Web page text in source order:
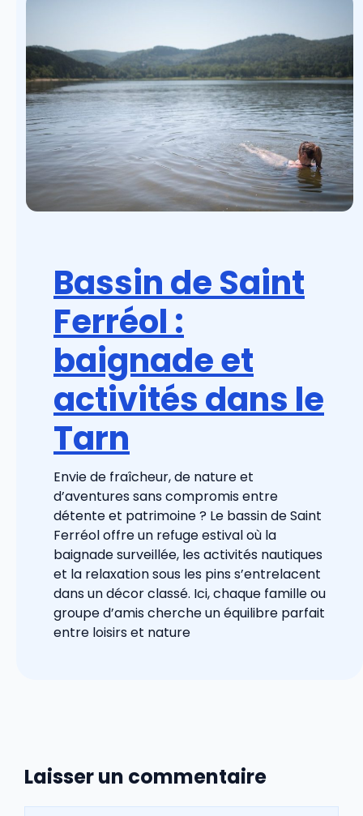
Bassin de Saint
Ferréol :
baignade et
activités dans le
Tarn
Envie de fraîcheur, de nature et
d’aventures sans compromis entre
détente et patrimoine ? Le bassin de Saint
Ferréol offre un refuge estival où la
baignade surveillée, les activités nautiques
et la relaxation sous les pins s’entrelacent
dans un décor classé. Ici, chaque famille ou
groupe d’amis cherche un équilibre parfait
entre loisirs et nature
Laisser un commentaire